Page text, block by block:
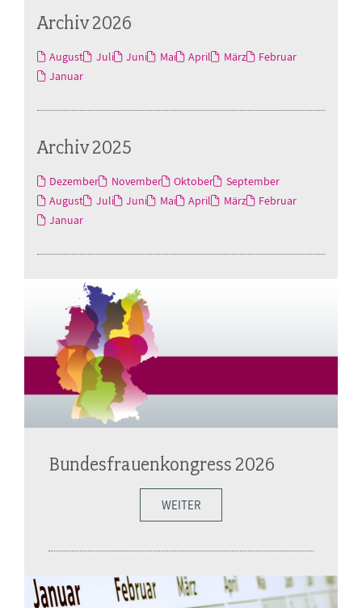
Archiv 2026
August Juli Juni Mai April März
Februar
Januar
Archiv 2025
Dezember November Oktober
September
August
Juli Juni Mai April März
Februar
Januar
Bundesfrauenkongress 2026
WEITER